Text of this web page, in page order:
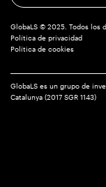
GlobaLS © 2025. Todos los
Política de privacidad
Política de cookies
GlobaLS es un grupo de
Catalunya (2017 SGR 1143)